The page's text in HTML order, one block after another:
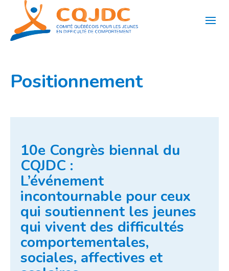
contenu
Positionnement
10e Congrès biennal du
CQJDC :
L’événement
incontournable pour ceux
qui soutiennent les jeunes
qui vivent des difficultés
comportementales,
sociales, affectives et